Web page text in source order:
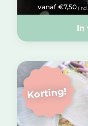
vanaf €7,50
In
Korting!